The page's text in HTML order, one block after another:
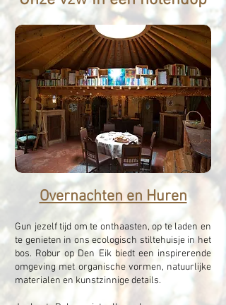
Overnachten en Huren
Gun jezelf tijd om te onthaasten, op te laden en
te genieten in ons ecologisch stiltehuisje in het
bos. Robur op Den Eik biedt een inspirerende
omgeving met organische vormen, natuurlijke
materialen en kunstzinnige details.